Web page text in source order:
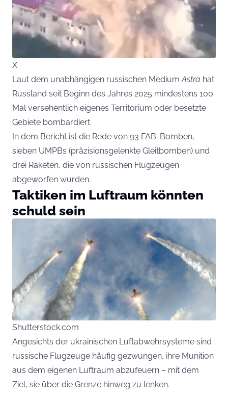
X
Laut dem unabhängigen russischen MediumAstra hat
Russland seit Beginn des Jahres 2025 mindestens 100
Mal versehentlich eigenes Territorium oder besetzte
Gebiete bombardiert.
In dem Bericht ist die Rede von 93 FAB-Bomben,
sieben UMPBs (präzisionsgelenkte Gleitbomben) und
drei Raketen, die von russischen Flugzeugen
abgeworfen wurden.
Taktiken im Luftraum könnten
schuld sein
Shutterstock.com
Angesichts der ukrainischen Luftabwehrsysteme sind
russische Flugzeuge häufig gezwungen, ihre Munition
aus dem eigenen Luftraum abzufeuern – mit dem
Ziel, sie über die Grenze hinweg zu lenken.